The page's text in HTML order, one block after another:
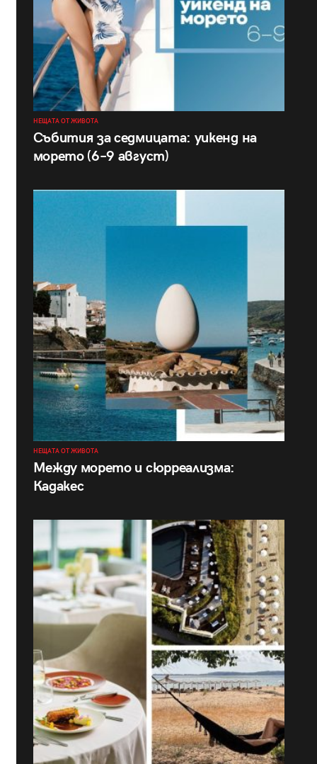
НЕЩАТА ОТ ЖИВОТА
Събития за седмицата: уикенд на
морето (6–9 август)
НЕЩАТА ОТ ЖИВОТА
Между морето и сюрреализма:
Кадакес